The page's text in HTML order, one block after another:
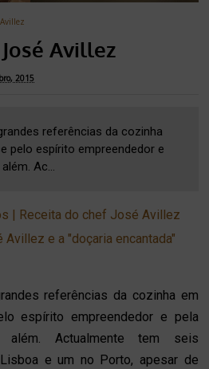
Avillez
2015
referências da cozinha
pelo espírito empreendedor e
Ac...
| Receita do chef José Avillez
e a "doçaria encantada"
referências da cozinha em
espírito empreendedor e pela
Actualmente tem seis
e um no Porto, apesar de